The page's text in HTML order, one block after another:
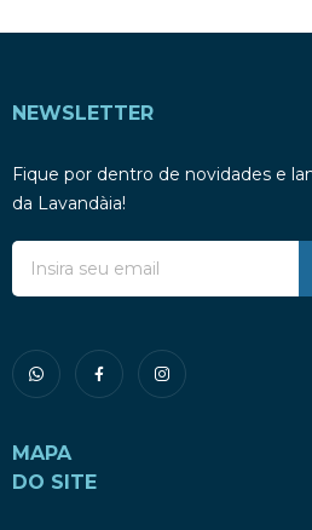
NEWSLETTER
Fique por dentro de novidades e
da Lavandàia!
MAPA
DO SITE